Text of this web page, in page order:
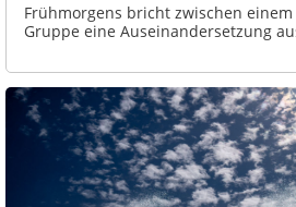
Frühmorgens bricht zwischen
Gruppe eine Auseinandersetzung